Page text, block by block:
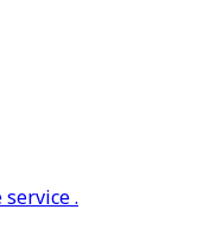
.